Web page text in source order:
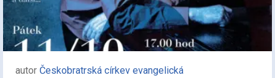
autor Českobratrská církev evangelická